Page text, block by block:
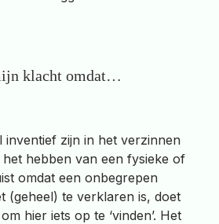
klacht omdat…
inventief zijn in het verzinnen
hebben van een fysieke of
omdat een onbegrepen
(geheel) te verklaren is, doet
hier iets op te ‘vinden’. Het